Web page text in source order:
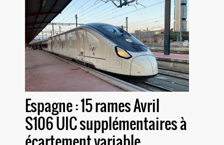
Espagne : 15 rames Avril
S106 UIC supplémentaires à